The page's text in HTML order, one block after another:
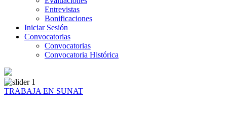
Entrevistas
Bonificaciones
Iniciar Sesión
Convocatorias
Convocatorias
Convocatoria Histórica
TRABAJA EN SUNAT